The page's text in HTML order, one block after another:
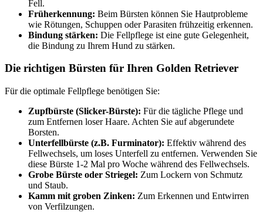
Fell.
Früherkennung: Beim Bürsten können Sie Hautprobleme
wie Rötungen, Schuppen oder Parasiten frühzeitig erkennen.
Bindung stärken: Die Fellpflege ist eine gute Gelegenheit,
die Bindung zu Ihrem Hund zu stärken.
Die richtigen Bürsten für Ihren Golden Retriever
Für die optimale Fellpflege benötigen Sie:
Zupfbürste (Slicker-Bürste): Für die tägliche Pflege und
zum Entfernen loser Haare. Achten Sie auf abgerundete
Borsten.
Unterfellbürste (z.B. Furminator): Effektiv während des
Fellwechsels, um loses Unterfell zu entfernen. Verwenden Sie
diese Bürste 1-2 Mal pro Woche während des Fellwechsels.
Grobe Bürste oder Striegel: Zum Lockern von Schmutz
und Staub.
Kamm mit groben Zinken: Zum Erkennen und Entwirren
von Verfilzungen.